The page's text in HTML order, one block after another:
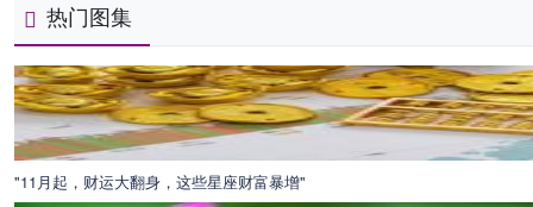
热门图集
"11月起，财运大翻身，这些星座财富暴增"